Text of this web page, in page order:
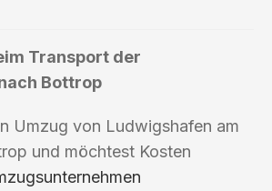
Transport der
Bottrop
Umzug von Ludwigshafen am
und möchtest Kosten